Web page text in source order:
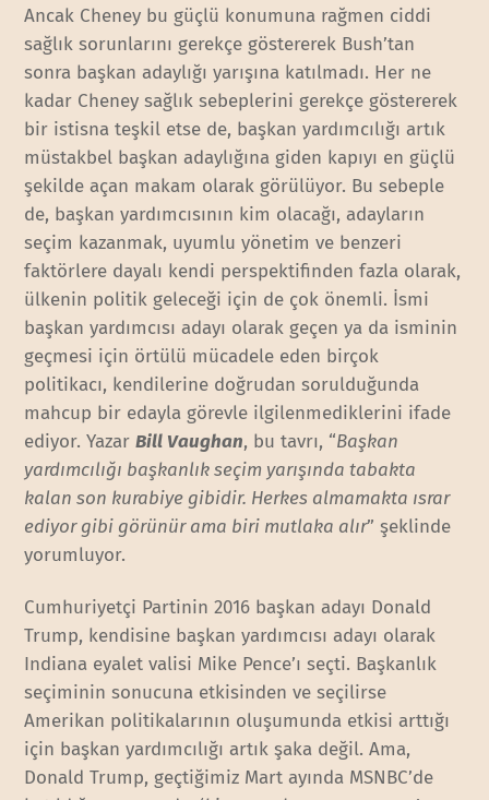
Ancak Cheney bu güçlü konumuna rağmen ciddi
sağlık sorunlarını gerekçe göstererek Bush’tan
sonra başkan adaylığı yarışına katılmadı. Her ne
kadar Cheney sağlık sebeplerini gerekçe göstererek
bir istisna teşkil etse de, başkan yardımcılığı artık
müstakbel başkan adaylığına giden kapıyı en güçlü
şekilde açan makam olarak görülüyor. Bu sebeple
de, başkan yardımcısının kim olacağı, adayların
seçim kazanmak, uyumlu yönetim ve benzeri
faktörlere dayalı kendi perspektifinden fazla olarak,
ülkenin politik geleceği için de çok önemli. İsmi
başkan yardımcısı adayı olarak geçen ya da isminin
geçmesi için örtülü mücadele eden birçok
politikacı, kendilerine doğrudan sorulduğunda
mahcup bir edayla görevle ilgilenmediklerini ifade
ediyor. YazarBill Vaughan, bu tavrı, “Başkan
yardımcılığı başkanlık seçim yarışında tabakta
kalan son kurabiye gibidir. Herkes almamakta ısrar
ediyor gibi görünür ama biri mutlaka alır” şeklinde
yorumluyor.
Cumhuriyetçi Partinin 2016 başkan adayı Donald
Trump, kendisine başkan yardımcısı adayı olarak
Indiana eyalet valisi Mike Pence’ı seçti. Başkanlık
seçiminin sonucuna etkisinden ve seçilirse
Amerikan politikalarının oluşumunda etkisi arttığı
için başkan yardımcılığı artık şaka değil. Ama,
Donald Trump, geçtiğimiz Mart ayında MSNBC’de